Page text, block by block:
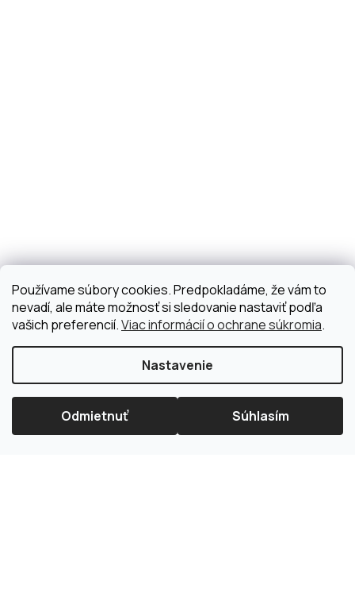
Používame súbory cookies. Predpokladáme, že vám to
nevadí, ale máte možnosť si sledovanie nastaviť podľa
vašich preferencií.Viac informácií o ochrane súkromia.
Nastavenie
Odmietnuť Súhlasím